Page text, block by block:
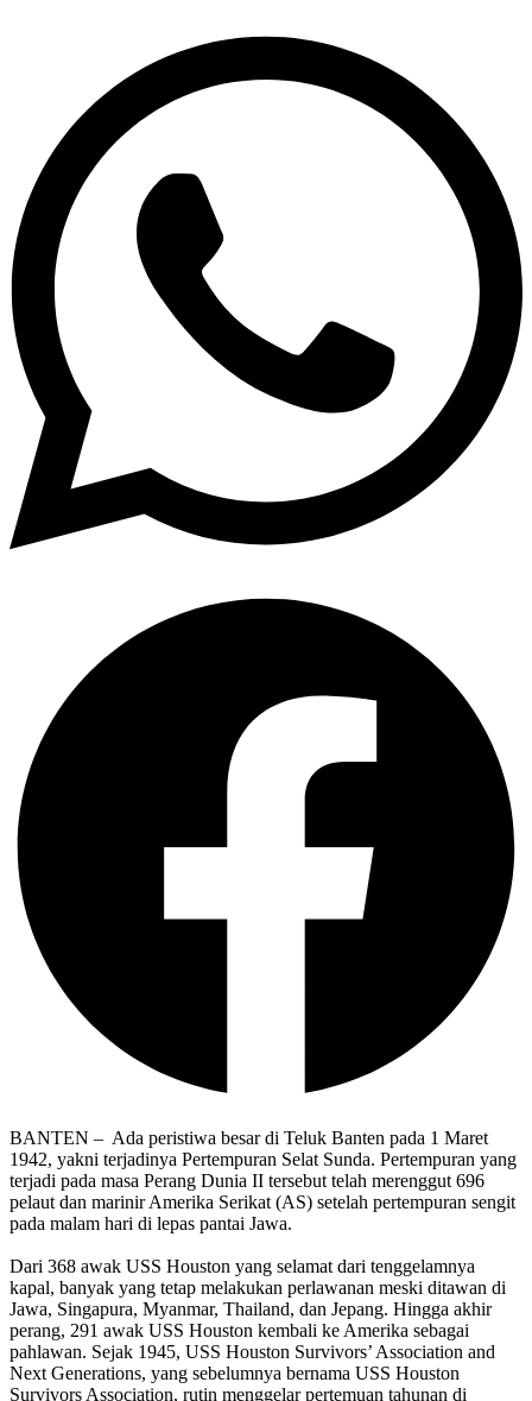
BANTEN – Ada peristiwa besar di Teluk Banten pada 1 Maret
1942, yakni terjadinya Pertempuran Selat Sunda. Pertempuran yang
terjadi pada masa Perang Dunia II tersebut telah merenggut 696
pelaut dan marinir Amerika Serikat (AS) setelah pertempuran sengit
pada malam hari di lepas pantai Jawa.
Dari 368 awak USS Houston yang selamat dari tenggelamnya
kapal, banyak yang tetap melakukan perlawanan meski ditawan di
Jawa, Singapura, Myanmar, Thailand, dan Jepang. Hingga akhir
perang, 291 awak USS Houston kembali ke Amerika sebagai
pahlawan. Sejak 1945, USS Houston Survivors’ Association and
Next Generations, yang sebelumnya bernama USS Houston
Survivors Association, rutin menggelar pertemuan tahunan di